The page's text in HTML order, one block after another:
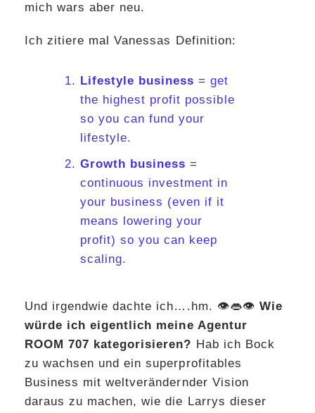
mich wars aber neu.
Ich zitiere mal Vanessas Definition:
Lifestyle business = get
the highest profit possible
so you can fund your
lifestyle.
Growth business =
continuous investment in
your business (even if it
means lowering your
profit) so you can keep
scaling.
Und irgendwie dachte ich….hm. 👁👄👁 Wie
würde ich eigentlich meine Agentur
ROOM 707 kategorisieren? Hab ich Bock
zu wachsen und ein superprofitables
Business mit weltverändernder Vision
daraus zu machen, wie die Larrys dieser